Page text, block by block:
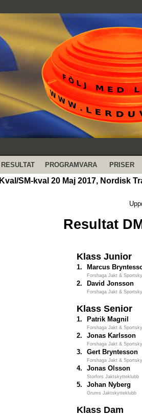
RESULTAT PROGRAMVARA PRISER
Kval/SM-kval 20 Maj 2017, Nordisk
Resultat
Klass Junior
1. Marcus
Forshaga Jakt &
2. David Jonsson
Forshaga Jakt &
Klass Senior
1. Patrik Magnil
Forshaga Jakt &
2. Jonas Karlsson
Forshaga Jakt &
3. Gert Bryntesson
Forshaga Jakt &
4. Jonas Olsson
Storfors Jaktskytteklubb
5. Johan Nyberg
Grums Jaktskytteklubb
Klass Dam